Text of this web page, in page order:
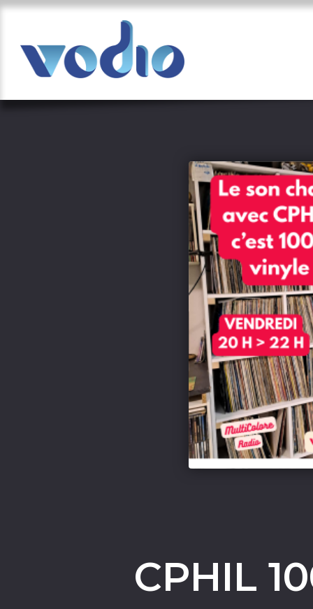
CPHIL